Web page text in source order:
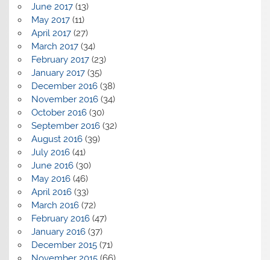
June 2017(13)
May 2017(11)
April 2017(27)
March 2017(34)
February 2017(23)
January 2017(35)
December 2016(38)
November 2016(34)
October 2016(30)
September 2016(32)
August 2016(39)
July 2016(41)
June 2016(30)
May 2016(46)
April 2016(33)
March 2016(72)
February 2016(47)
January 2016(37)
December 2015(71)